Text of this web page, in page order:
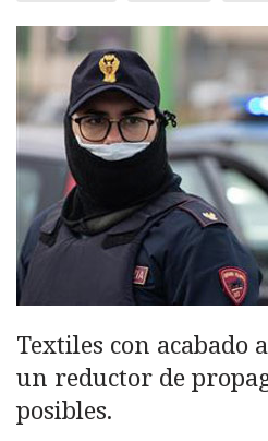
Textiles con acabado
un reductor de
posibles.